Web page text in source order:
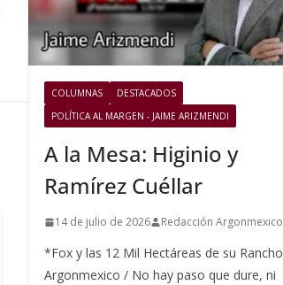
COLUMNAS
DESTACADOS
POLÍTICA AL MARGEN - JAIME ARIZMENDI
A la Mesa: Higinio y
Ramírez Cuéllar
14 de julio de 2026 Redacción Argonmexico
*Fox y las 12 Mil Hectáreas de su Rancho
Argonmexico / No hay paso que dure, ni